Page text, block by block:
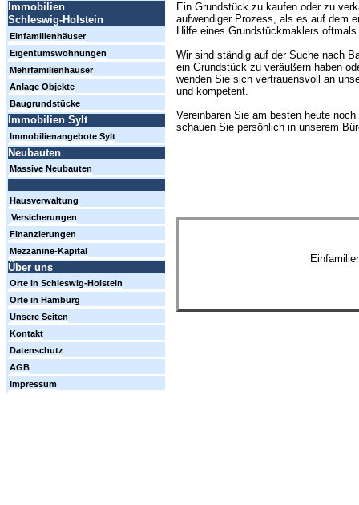
Ein Grundstück zu kaufen oder zu
aufwendiger Prozess, als es auf dem
Hilfe eines Grundstückmaklers
Wir sind ständig auf der Suche nach
ein Grundstück zu veräußern haben
wenden Sie sich vertrauensvoll an
und kompetent.
Vereinbaren Sie am besten heute
schauen Sie persönlich in unserem
Immobilien
Schleswig-Holstein
Einfamilienhäuser
Eigentumswohnungen
Mehrfamilienhäuser
Anlage Objekte
Baugrundstücke
Immobilien Sylt
Immobilienangebote Sylt
Neubauten
Massive Neubauten
Hausverwaltung
Versicherungen
Finanzierungen
Mezzanine-Kapital
Über uns
Orte in Schleswig-Holstein
Orte in Hamburg
Unsere Seiten
Kontakt
Datenschutz
AGB
Impressum